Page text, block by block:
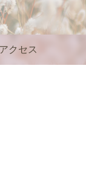
アクセス